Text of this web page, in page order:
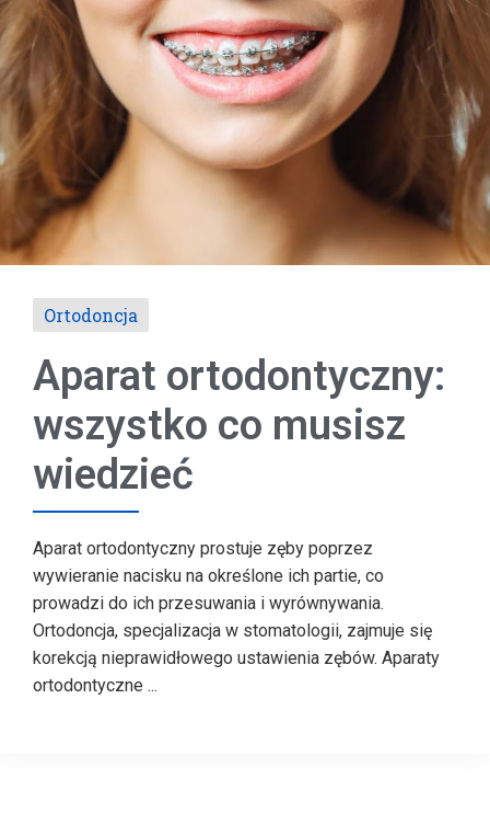
Ortodoncja
Aparat ortodontyczny:
wszystko co musisz
wiedzieć
Aparat ortodontyczny prostuje zęby poprzez
wywieranie nacisku na określone ich partie, co
prowadzi do ich przesuwania i wyrównywania.
Ortodoncja, specjalizacja w stomatologii, zajmuje się
korekcją nieprawidłowego ustawienia zębów. Aparaty
ortodontyczne ...